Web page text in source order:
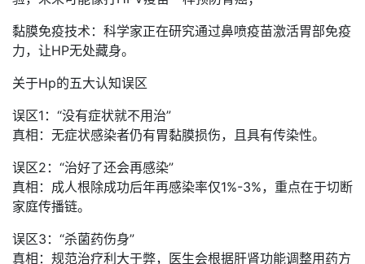
黏膜免疫技术：科学家正在研究通过鼻喷疫苗激活胃部免疫
力，让HP无处藏身。
关于Hp的五大认知误区
误区1：“没有症状就不用治”
真相：无症状感染者仍有胃黏膜损伤，且具有传染性。
误区2：“治好了还会再感染”
真相：成人根除成功后年再感染率仅1%-3%，重点在于切断
家庭传播链。
误区3：“杀菌药伤身”
真相：规范治疗利大于弊，医生会根据肝肾功能调整用药方